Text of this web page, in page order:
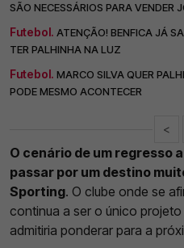
SÃO NECESSÁRIOS PARA VENDER
Futebol. ATENÇÃO! BENFICA JÁ
TER PALHINHA NA LUZ
Futebol. MARCO SILVA QUER
PODE MESMO ACONTECER
<
O cenário de um regresso
passar por um destino
Sporting. O clube onde se
continua a ser o único
admitiria ponderar para a